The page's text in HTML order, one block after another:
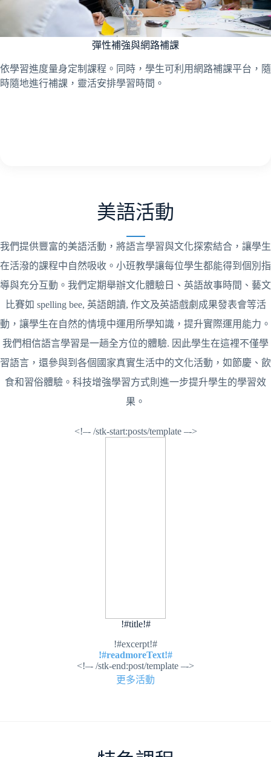
彈性補強與網路補課
依學習進度量身定制課程。同時，學生可利用網路補課平台，隨
時隨地進行補課，靈活安排學習時間。
美語活動
我們提供豐富的美語活動，將語言學習與文化探索結合，讓學生
在活潑的課程中自然吸收。小班教學讓每位學生都能得到個別指
導與充分互動。我們定期舉辦文化體驗日、英語故事時間、藝文
比賽如 spelling bee, 英語朗讀, 作文及英語戲劇成果發表會等活
動，讓學生在自然的情境中運用所學知識，提升實際運用能力。
我們相信語言學習是一趟全方位的體驗. 因此學生在這裡不僅學
習語言，還參與到各個國家真實生活中的文化活動，如節慶、飲
食和習俗體驗。科技增強學習方式則進一步提升學生的學習效
果。
<!–- /stk-start:posts/template –->
!#title!#
!#excerpt!#
!#readmoreText!#
<!–- /stk-end:post/template –->
更多活動